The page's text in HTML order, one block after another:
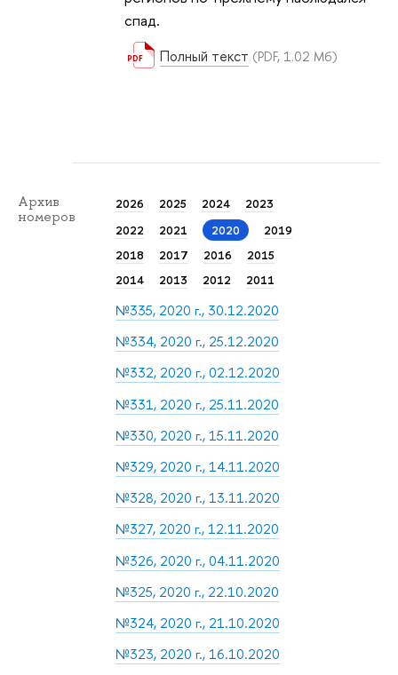
спад.
Полный текст (PDF, 1.02 Мб)
Архив
номеров
2026 2025 2024
2023
2022
2021 2020
2019
2018
2017 2016
2015
2014
2013 2012 2011
№335, 2020 г., 30.12.2020
№334, 2020 г., 25.12.2020
№332, 2020 г., 02.12.2020
№331, 2020 г., 25.11.2020
№330, 2020 г., 15.11.2020
№329, 2020 г., 14.11.2020
№328, 2020 г., 13.11.2020
№327, 2020 г., 12.11.2020
№326, 2020 г., 04.11.2020
№325, 2020 г., 22.10.2020
№324, 2020 г., 21.10.2020
№323, 2020 г., 16.10.2020